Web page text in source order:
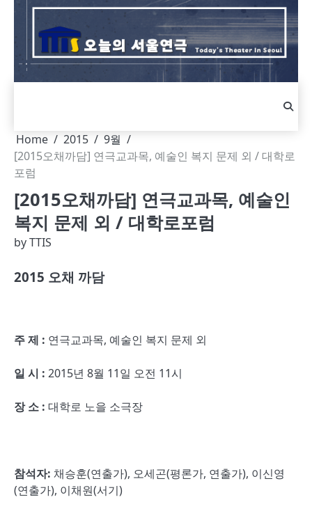
Skip
content
Home 2015
9월
[2015오채까담] 연극교과목, 예술인 복지 문제 외 / 대학로
포럼
[2015오채까담] 연극교과목, 예술인
복지 문제 외 / 대학로포럼
byTTIS
2015 오채 까담
주 제 : 연극교과목, 예술인 복지 문제 외
일 시 : 2015년 8월 11일 오전 11시
장 소 : 대학로 노을 소극장
참석자: 채승훈(연출가), 오세곤(평론가, 연출가), 이신영
(연출가), 이채원(서기)